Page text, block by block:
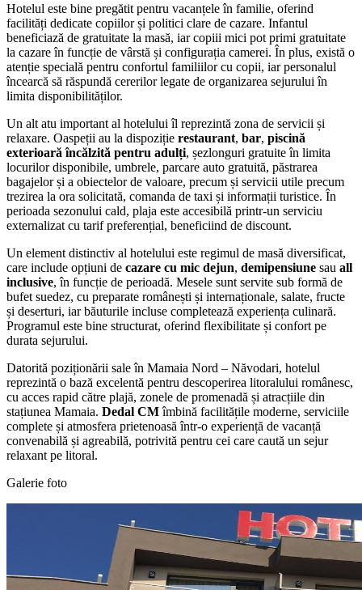
Hotelul este bine pregătit pentru vacanțele în familie, oferind
facilități dedicate copiilor și politici clare de cazare. Infantul
beneficiază de gratuitate la masă, iar copiii mici pot primi gratuitate
la cazare în funcție de vârstă și configurația camerei. În plus, există o
atenție specială pentru confortul familiilor cu copii, iar personalul
încearcă să răspundă cererilor legate de organizarea sejurului în
limita disponibilităților.
Un alt atu important al hotelului îl reprezintă zona de servicii și
relaxare. Oaspeții au la dispoziție restaurant, bar, piscină
exterioară încălzită pentru adulți, șezlonguri gratuite în limita
locurilor disponibile, umbrele, parcare auto gratuită, păstrarea
bagajelor și a obiectelor de valoare, precum și servicii utile precum
trezirea la ora solicitată, comanda de taxi și informații turistice. În
perioada sezonului cald, plaja este accesibilă printr-un serviciu
externalizat cu tarif preferențial, beneficiind de discount.
Un element distinctiv al hotelului este regimul de masă diversificat,
care include opțiuni de cazare cu mic dejun, demipensiune sau all
inclusive, în funcție de perioadă. Mesele sunt servite sub formă de
bufet suedez, cu preparate românești și internaționale, salate, fructe
și deserturi, iar băuturile incluse completează experiența culinară.
Programul este bine structurat, oferind flexibilitate și confort pe
durata sejurului.
Datorită poziționării sale în Mamaia Nord – Năvodari, hotelul
reprezintă o bază excelentă pentru descoperirea litoralului românesc,
cu acces rapid către plajă, zonele de promenadă și atracțiile din
stațiunea Mamaia. Dedal CMîmbină facilitățile moderne, serviciile
complete și atmosfera prietenoasă într-o experiență de vacanță
convenabilă și agreabilă, potrivită pentru cei care caută un sejur
relaxant pe litoral.
Galerie foto